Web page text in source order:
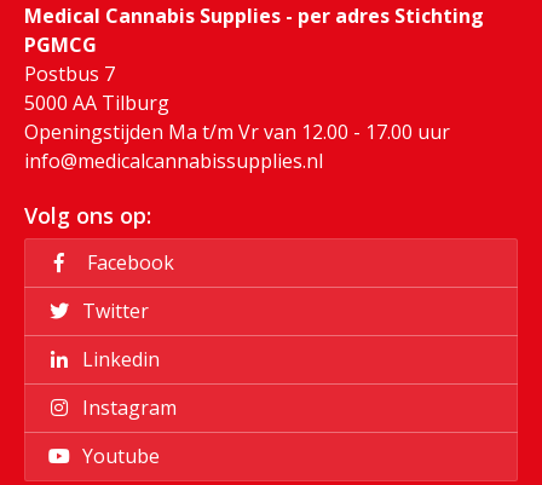
Medical Cannabis Supplies - per adres Stichting
PGMCG
Postbus 7
5000 AA Tilburg
Openingstijden Ma t/m Vr van 12.00 - 17.00 uur
info@medicalcannabissupplies.nl
Volg ons op:
Facebook
Twitter
Linkedin
Instagram
Youtube